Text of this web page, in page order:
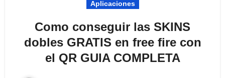
Aplicaciones
Como conseguir las SKINS
dobles GRATIS en free fire con
el QR GUIA COMPLETA